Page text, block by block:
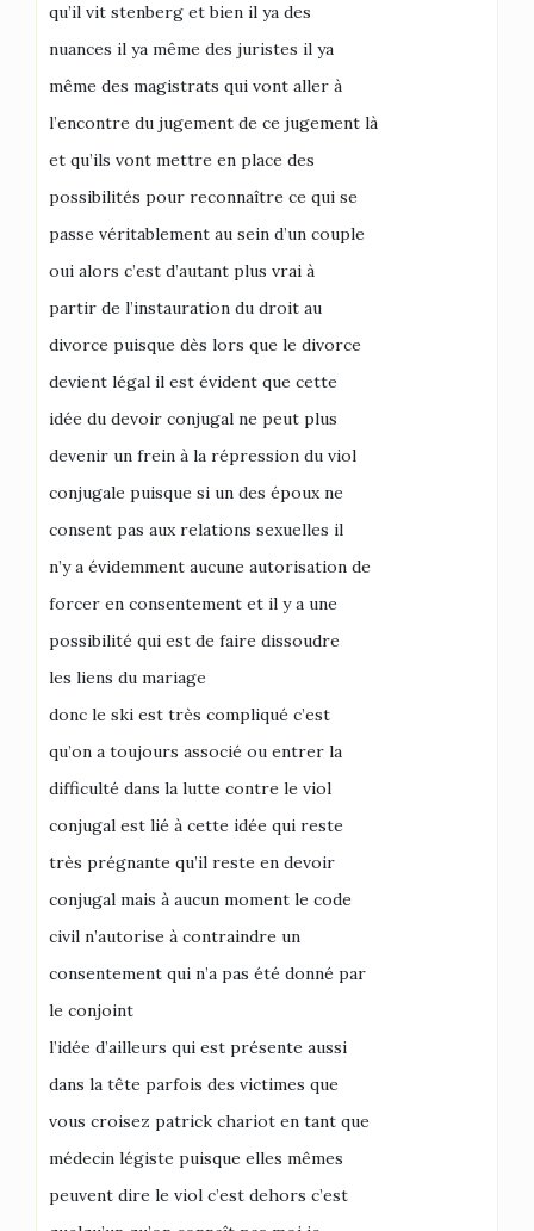
qu’il vit stenberg et bien il ya des
nuances il ya même des juristes il ya
même des magistrats qui vont aller à
l’encontre du jugement de ce jugement là
et qu’ils vont mettre en place des
possibilités pour reconnaître ce qui se
passe véritablement au sein d’un couple
oui alors c’est d’autant plus vrai à
partir de l’instauration du droit au
divorce puisque dès lors que le divorce
devient légal il est évident que cette
idée du devoir conjugal ne peut plus
devenir un frein à la répression du viol
conjugale puisque si un des époux ne
consent pas aux relations sexuelles il
n’y a évidemment aucune autorisation de
forcer en consentement et il y a une
possibilité qui est de faire dissoudre
les liens du mariage
donc le ski est très compliqué c’est
qu’on a toujours associé ou entrer la
difficulté dans la lutte contre le viol
conjugal est lié à cette idée qui reste
très prégnante qu’il reste en devoir
conjugal mais à aucun moment le code
civil n’autorise à contraindre un
consentement qui n’a pas été donné par
le conjoint
l’idée d’ailleurs qui est présente aussi
dans la tête parfois des victimes que
vous croisez patrick chariot en tant que
médecin légiste puisque elles mêmes
peuvent dire le viol c’est dehors c’est